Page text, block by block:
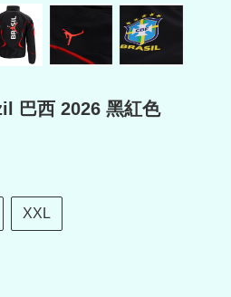
巴西 2026 黑紅色
XXL